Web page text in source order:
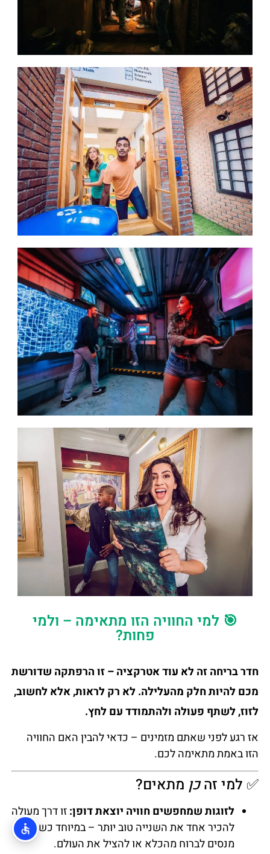
🎯 למי החוויה הזו מתאימה – ולמי
פחות?
חדר בריחה זה לא עוד אטרקציה – זו הרפתקה שדורשת
מכם להיות חלק מהעלילה. לא רק לראות, אלא לחשוב,
לזוז, לשתף פעולה ולהתמודד עם לחץ.
אז רגע לפני שאתם מזמינים – כדאי להבין האם החוויה
הזו באמת מתאימה לכם.
✅ למי זהכן מתאים?
לזוגות שמחפשים חוויה יוצאת דופן:זו דרך מעולה
להכיר אחד את השנייה טוב יותר – במיוחד כשאתם
מנסים לברוח מהכלא או להציל את העולם.